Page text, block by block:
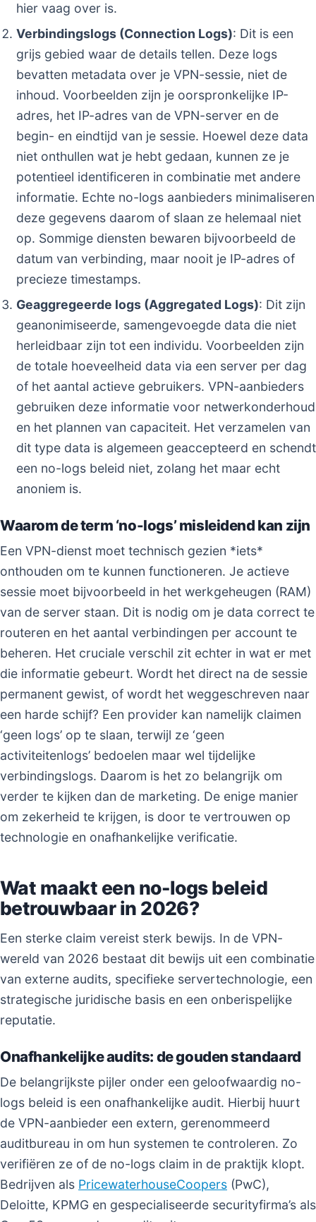
hier vaag over is.
Verbindingslogs (Connection Logs): Dit is een
grijs gebied waar de details tellen. Deze logs
bevatten metadata over je VPN-sessie, niet de
inhoud. Voorbeelden zijn je oorspronkelijke IP-
adres, het IP-adres van de VPN-server en de
begin- en eindtijd van je sessie. Hoewel deze data
niet onthullen wat je hebt gedaan, kunnen ze je
potentieel identificeren in combinatie met andere
informatie. Echte no-logs aanbieders minimaliseren
deze gegevens daarom of slaan ze helemaal niet
op. Sommige diensten bewaren bijvoorbeeld de
datum van verbinding, maar nooit je IP-adres of
precieze timestamps.
Geaggregeerde logs (Aggregated Logs): Dit zijn
geanonimiseerde, samengevoegde data die niet
herleidbaar zijn tot een individu. Voorbeelden zijn
de totale hoeveelheid data via een server per dag
of het aantal actieve gebruikers. VPN-aanbieders
gebruiken deze informatie voor netwerkonderhoud
en het plannen van capaciteit. Het verzamelen van
dit type data is algemeen geaccepteerd en schendt
een no-logs beleid niet, zolang het maar echt
anoniem is.
Waarom de term ‘no-logs’ misleidend kan zijn
Een VPN-dienst moet technisch gezien *iets*
onthouden om te kunnen functioneren. Je actieve
sessie moet bijvoorbeeld in het werkgeheugen (RAM)
van de server staan. Dit is nodig om je data correct te
routeren en het aantal verbindingen per account te
beheren. Het cruciale verschil zit echter in wat er met
die informatie gebeurt. Wordt het direct na de sessie
permanent gewist, of wordt het weggeschreven naar
een harde schijf? Een provider kan namelijk claimen
‘geen logs’ op te slaan, terwijl ze ‘geen
activiteitenlogs’ bedoelen maar wel tijdelijke
verbindingslogs. Daarom is het zo belangrijk om
verder te kijken dan de marketing. De enige manier
om zekerheid te krijgen, is door te vertrouwen op
technologie en onafhankelijke verificatie.
Wat maakt een no-logs beleid
betrouwbaar in 2026?
Een sterke claim vereist sterk bewijs. In de VPN-
wereld van 2026 bestaat dit bewijs uit een combinatie
van externe audits, specifieke servertechnologie, een
strategische juridische basis en een onberispelijke
reputatie.
Onafhankelijke audits: de gouden standaard
De belangrijkste pijler onder een geloofwaardig no-
logs beleid is een onafhankelijke audit. Hierbij huurt
de VPN-aanbieder een extern, gerenommeerd
auditbureau in om hun systemen te controleren. Zo
verifiëren ze of de no-logs claim in de praktijk klopt.
Bedrijven als PricewaterhouseCoopers (PwC),
Deloitte, KPMG en gespecialiseerde securityfirma’s als